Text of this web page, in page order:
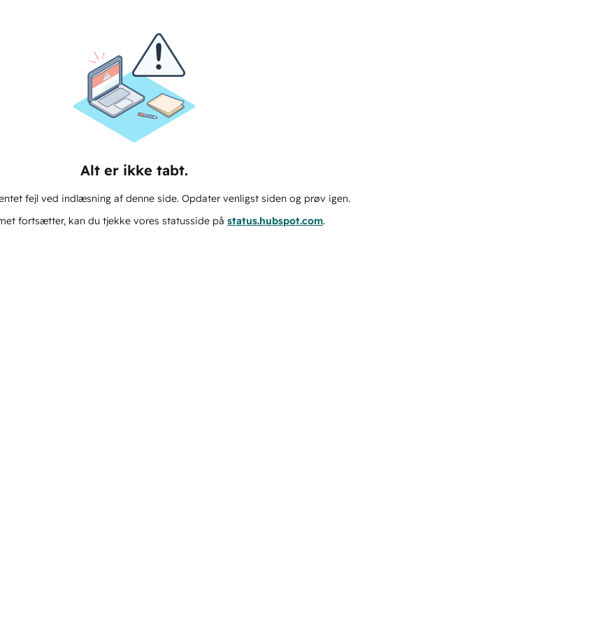
Alt er ikke tabt.
fejl ved indlæsning af denne side. Opdater venligst siden og prøv igen.
fortsætter, kan du tjekke vores statusside på status.hubspot.com.